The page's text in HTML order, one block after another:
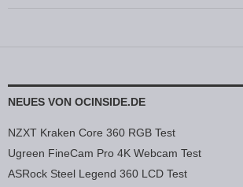
NEUES VON OCINSIDE.DE
NZXT Kraken Core 360 RGB Test
Ugreen FineCam Pro 4K Webcam Test
ASRock Steel Legend 360 LCD Test